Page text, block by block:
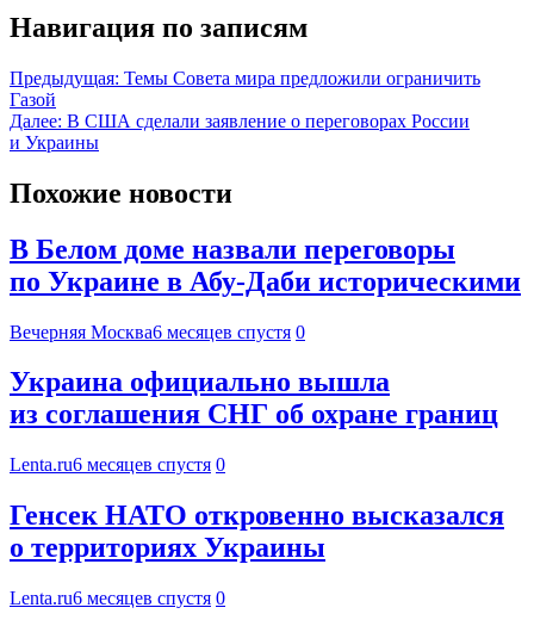
Навигация по записям
Предыдущая: Темы Совета мира предложили ограничить
Газой
Далее: В США сделали заявление о переговорах России
и Украины
Похожие новости
В Белом доме назвали переговоры
по Украине в Абу-Даби историческими
Вечерняя Москва6 месяцев спустя 0
Украина официально вышла
из соглашения СНГ об охране границ
Lenta.ru6 месяцев спустя 0
Генсек НАТО откровенно высказался
о территориях Украины
Lenta.ru6 месяцев спустя 0